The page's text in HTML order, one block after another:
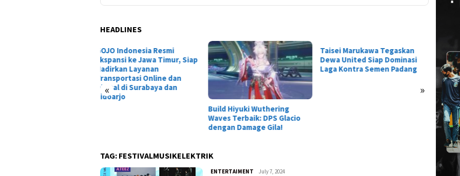
HEADLINES
« »
Taisei Marukawa Tegaskan
Dewa United Siap Dominasi
Laga Kontra Semen Padang
Titan Serbu Athanor!
Kolaborasi Arena of Valor x
Attack on Titan Resmi
Tier
Siapa
TAG: FESTIVALMUSIKELEKTRIK
ENTERTAIMENT Andre
July 7, 2024